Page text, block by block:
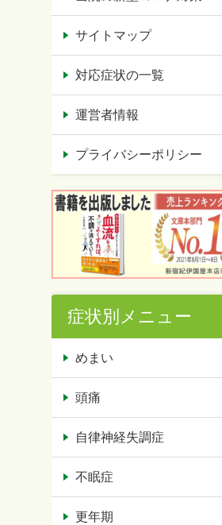
サイトマップ
対応症状の一覧
運営者情報
プライバシーポリシー
症状別メニュー
めまい
頭痛
自律神経失調症
不眠症
更年期